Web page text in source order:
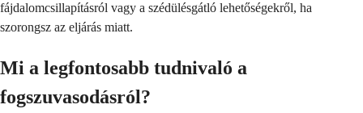
fájdalomcsillapításról vagy a szédülésgátló lehetőségekről, ha
szorongsz az eljárás miatt.
Mi a legfontosabb tudnivaló a
fogszuvasodásról?